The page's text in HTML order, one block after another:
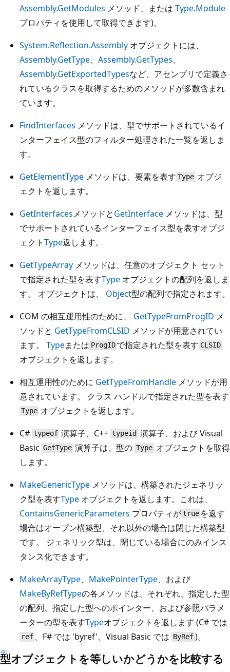
Assembly.GetModules メソッド、または Type.Module
プロパティを使用して取得できます)。
System.Reflection.Assembly オブジェクトには、
Assembly.GetType、 Assembly.GetTypes、
Assembly.GetExportedTypesなど、アセンブリで定義さ
れているクラスを取得するためのメソッドが多数含まれ
ています。
FindInterfaces メソッドは、型でサポートされているイ
ンターフェイス型のフィルター処理された一覧を返しま
す。
GetElementType メソッドは、要素を表す Type オブジ
ェクトを返します。
GetInterfacesメソッドとGetInterface メソッドは、型
でサポートされているインターフェイス型を表すオブジ
ェクトType返します。
GetTypeArray メソッドは、任意のオブジェクト セット
で指定された型を表すType オブジェクトの配列を返しま
す。 オブジェクトは、 Object型の配列で指定されます。
COM の相互運用性のために、 GetTypeFromProgID メ
ソッドと GetTypeFromCLSID メソッドが用意されてい
ます。 Typeまたは ProgID で指定された型を表す CLSID
オブジェクトを返します。
相互運用性のために GetTypeFromHandle メソッドが用
意されています。 クラス ハンドルで指定された型を表す
Type オブジェクトを返します。
C# typeof 演算子、C++ typeid 演算子、および Visual
Basic GetType 演算子は、型のTypeオブジェクトを取得
します。
MakeGenericType メソッドは、構築されたジェネリッ
ク型を表すType オブジェクトを返します。これは、
ContainsGenericParameters プロパティがtrue を返す
場合はオープン構築型、それ以外の場合は閉じた構築型
です。 ジェネリック型は、閉じている場合にのみインス
タンス化できます。
MakeArrayType、 MakePointerType、および
MakeByRefTypeの各メソッドは、それぞれ、指定した型
の配列、指定した型へのポインター、および参照パラメ
ーターの型を表すTypeオブジェクトを返します (C# では
ref 、F# では 'byref'、Visual Basic では ByRef)。
型オブジェクトを等しいかどうかを比較する